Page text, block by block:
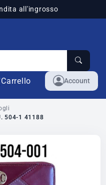
all'ingrosso
Carrello Account
504-1 41188